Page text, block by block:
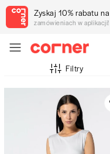
Zyskaj 10% rabatu na
zamówieniach w aplikacji!
Filtry